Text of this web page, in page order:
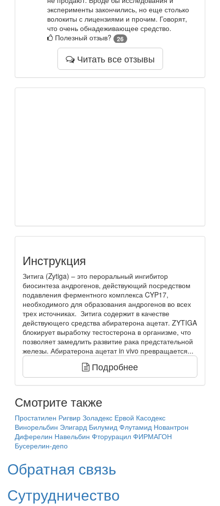
эксперименты закончились, но еще столько
волокиты с лицензиями и прочим. Говорят,
что очень обнадеживающее средство.
Полезный отзыв?
26
Читать все отзывы
Инструкция
Зитига (Zytiga) – это пероральный ингибитор
биосинтеза андрогенов, действующий посредством
подавления ферментного комплекса CYP17,
необходимого для образования андрогенов во всех
трех источниках. Зитига содержит в качестве
действующего средства абиратерона ацетат. ZYTIGA
блокирует выработку тестостерона в организме, что
позволяет замедлить развитие рака предстательной
железы. Абиратерона ацетат in vivo превращается...
Подробнее
Смотрите также
Простатилен Ригвир Золадекс Ервой Касодекс
Винорельбин Элигард Билумид Флутамид Новантрон
Диферелин Навельбин Фторурацил ФИРМАГОН
Бусерелин-депо
Обратная связь
Сутрудничество